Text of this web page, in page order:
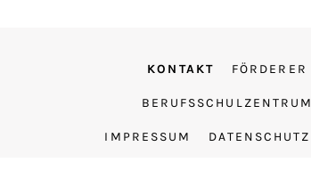
KONTAKT FÖRDERER
BERUFSSCHULZENTRUM
IMPRESSUM DATENSCHUTZ